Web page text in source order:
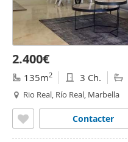
2.400€
135m2 3 Ch.
Rio Real, Río Real, Marbella
Contacter